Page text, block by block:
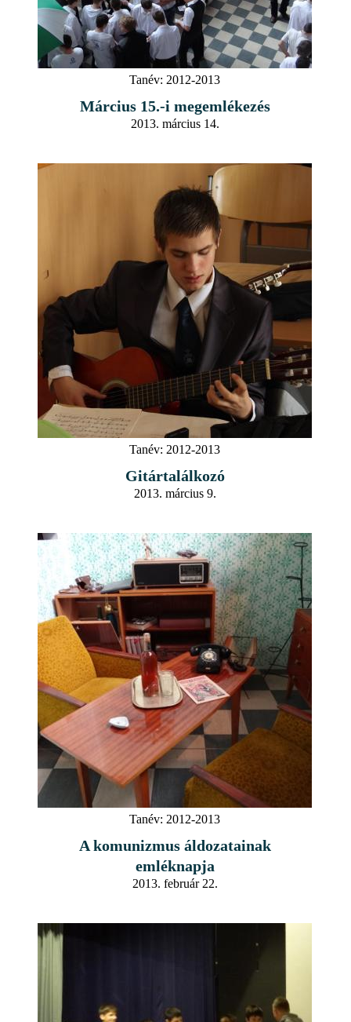
Tanév: 2012-2013
Március 15.-i megemlékezés
2013. március 14.
Tanév: 2012-2013
Gitártalálkozó
2013. március 9.
Tanév: 2012-2013
A komunizmus áldozatainak
emléknapja
2013. február 22.